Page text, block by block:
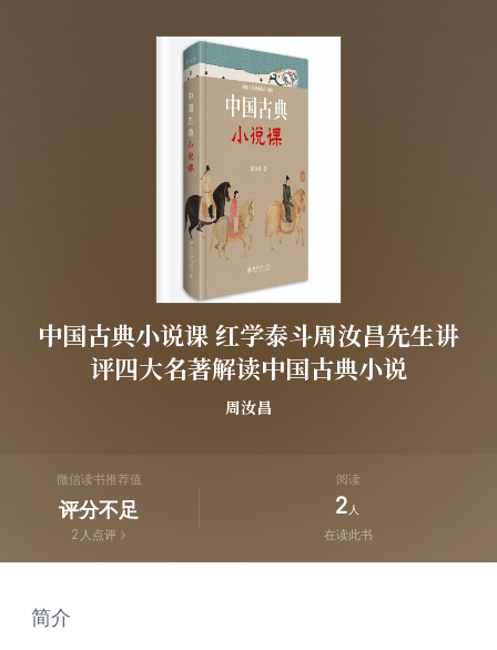
中国古典小说课 红学泰斗周汝昌先生讲
评四大名著解读中国古典小说
周汝昌
微信读书推荐值
评分不足
2 人点评
阅读
2 人
在读此书
简介